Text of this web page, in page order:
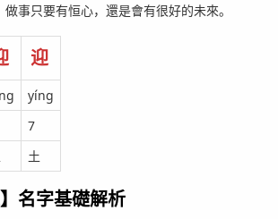
事只要有恒心，還是會有很好的未來。
迎
yíng
7
土
名字基礎解析